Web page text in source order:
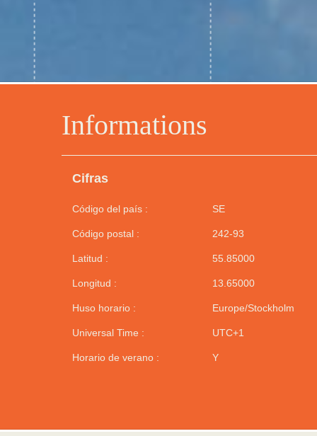
Informations
Cifras
Código del país : SE
Código postal : 242-93
Latitud : 55.85000
Longitud : 13.65000
Huso horario : Europe/Stockholm
Universal Time : UTC+1
Horario de verano : Y